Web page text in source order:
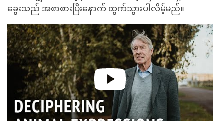
ခွေးသည် အစာစားပြီးနောက် ထွက်သွားပါလိမ့်မည်။